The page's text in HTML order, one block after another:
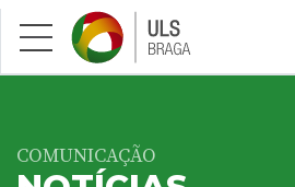
Saltar para conteúdo principal
COMUNICAÇÃO